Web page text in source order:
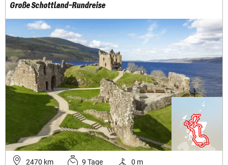
Große Schottland-Rundreise
2470 km 9 Tage 0 m